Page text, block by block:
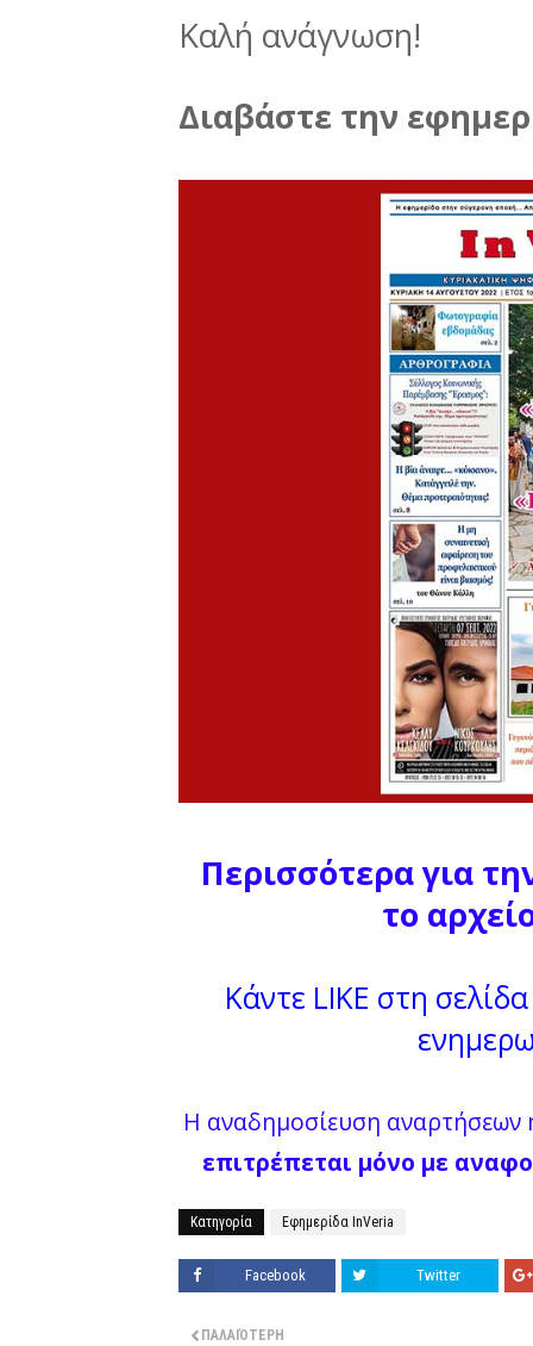
Καλή ανάγνωση!
Διαβάστε την
Περισσότερα για
το
Κάντε LIKE στη
Η αναδημοσίευση
επιτρέπεται μόνο με
Κατηγορία Εφημερίδα InVeria
Facebook Twitter
ΠΑΛΑΙΌΤΕΡΗ